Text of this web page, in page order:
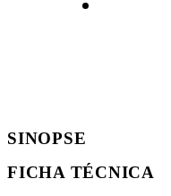
SINOPSE
FICHA TÉCNICA